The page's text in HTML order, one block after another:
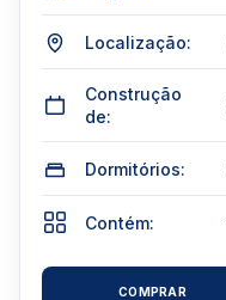
Localização:
Construção
de:
Dormitórios:
Contém:
COMPRAR